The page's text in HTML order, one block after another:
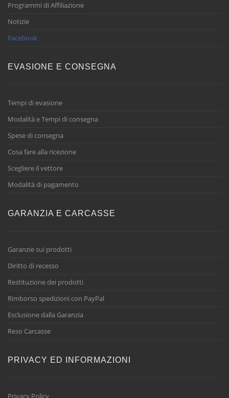
Programmi di Affiliazione
Notizie
Facebook
EVASIONE E CONSEGNA
Tempi di evasione
Modalità e Tempi di consegna
Spese di consegna
Cosa fare alla ricezione
Scegliere il vettore
Modalità di pagamento
GARANZIA E CARCASSE
Garanzie sui prodotti
Diritto di recesso
Restituzione dei prodotti
Rimborso spedizioni con PayPal
Esclusione dalla Garanzia
Reso Carcasse
PRIVACY ED INFORMAZIONI